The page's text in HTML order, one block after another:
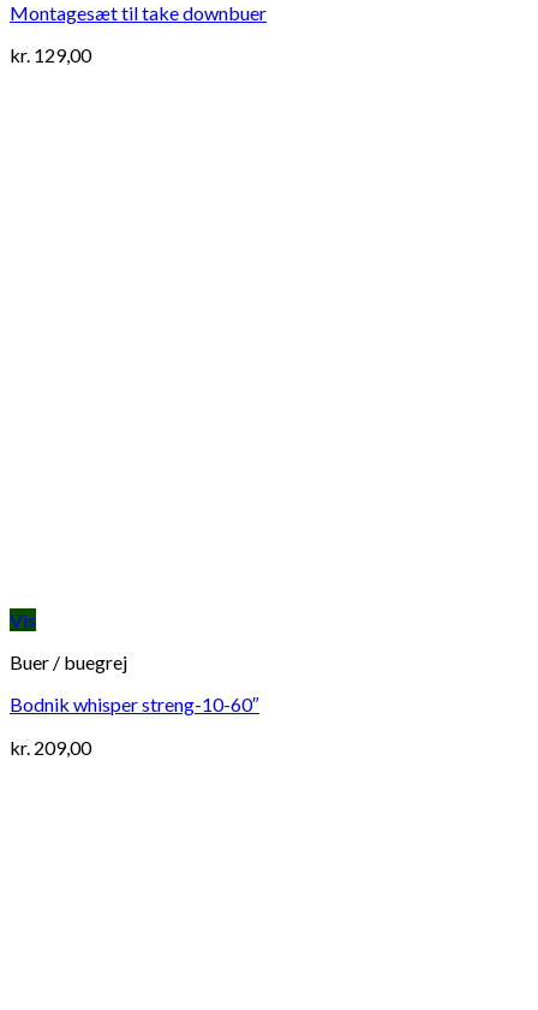
Montagesæt til take downbuer
kr. 129,00
Vis
Buer / buegrej
Bodnik whisper streng-10-60″
kr. 209,00